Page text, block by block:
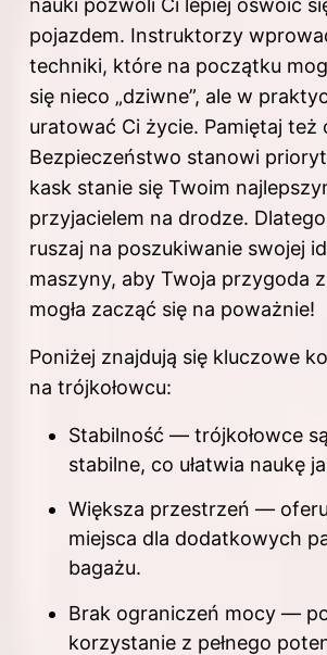
nauki pozwoli Ci lepiej oswoić
pojazdem. Instruktorzy
techniki, które na początku
się nieco „dziwne”, ale w
uratować Ci życie. Pamiętaj też
Bezpieczeństwo stanowi
kask stanie się Twoim
przyjacielem na drodze.
ruszaj na poszukiwanie swojej
maszyny, aby Twoja przygoda
mogła zacząć się na poważnie!
Poniżej znajdują się kluczowe
na trójkołowcu:
Stabilność — trójkołowce
stabilne, co ułatwia naukę
Większa przestrzeń —
miejsca dla dodatkowych
bagażu.
Brak ograniczeń mocy —
korzystanie z pełnego